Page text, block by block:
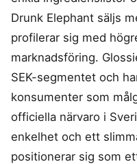
Drunk Elephant säljs
profilerar sig med
marknadsföring.
SEK-segmentet och
konsumenter som
officiella närvaro i
enkelhet och ett
positionerar sig som